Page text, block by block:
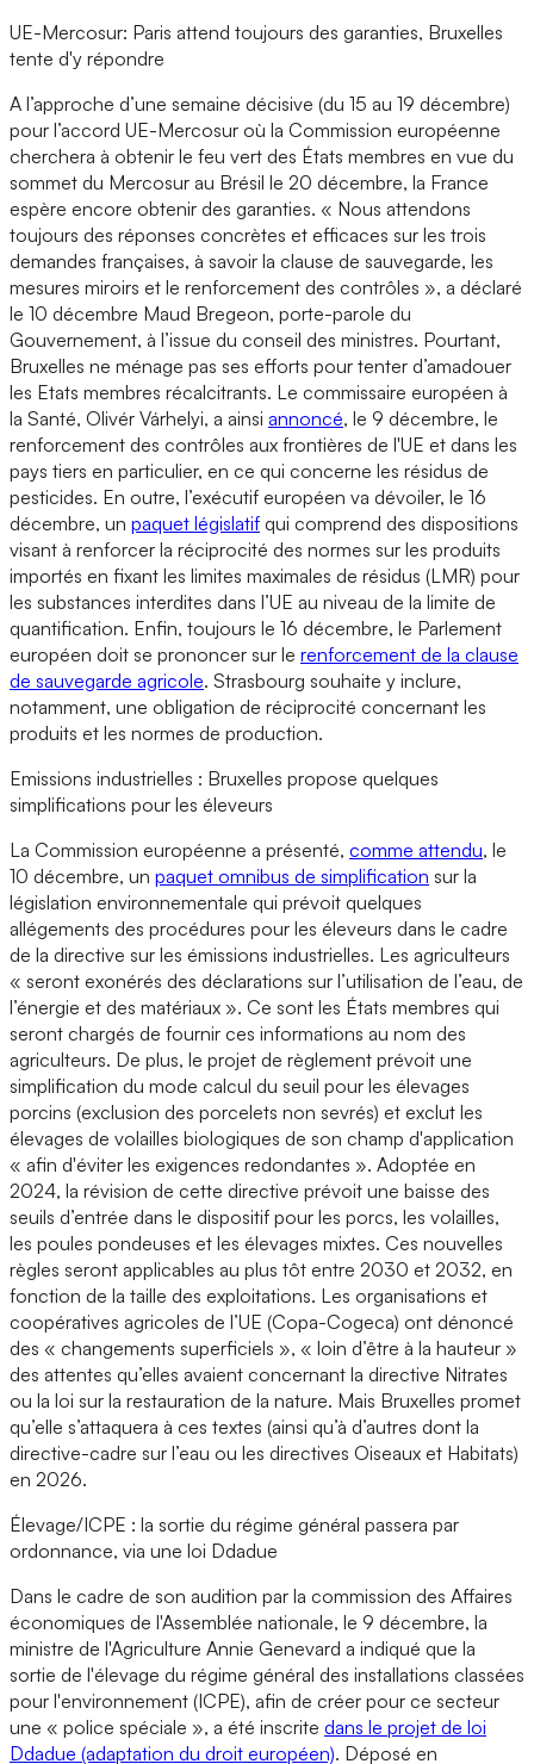
UE-Mercosur: Paris attend toujours des garanties, Bruxelles
tente d'y répondre
A l’approche d’une semaine décisive (du 15 au 19 décembre)
pour l’accord UE-Mercosur où la Commission européenne
cherchera à obtenir le feu vert des États membres en vue du
sommet du Mercosur au Brésil le 20 décembre, la France
espère encore obtenir des garanties. « Nous attendons
toujours des réponses concrètes et efficaces sur les trois
demandes françaises, à savoir la clause de sauvegarde, les
mesures miroirs et le renforcement des contrôles », a déclaré
le 10 décembre Maud Bregeon, porte-parole du
Gouvernement, à l’issue du conseil des ministres. Pourtant,
Bruxelles ne ménage pas ses efforts pour tenter d’amadouer
les Etats membres récalcitrants. Le commissaire européen à
la Santé, Olivér Várhelyi, a ainsi annoncé, le 9 décembre, le
renforcement des contrôles aux frontières de l'UE et dans les
pays tiers en particulier, en ce qui concerne les résidus de
pesticides. En outre, l’exécutif européen va dévoiler, le 16
décembre, un paquet législatif qui comprend des dispositions
visant à renforcer la réciprocité des normes sur les produits
importés en fixant les limites maximales de résidus (LMR) pour
les substances interdites dans l’UE au niveau de la limite de
quantification. Enfin, toujours le 16 décembre, le Parlement
européen doit se prononcer sur le renforcement de la clause
de sauvegarde agricole. Strasbourg souhaite y inclure,
notamment, une obligation de réciprocité concernant les
produits et les normes de production.
Emissions industrielles : Bruxelles propose quelques
simplifications pour les éleveurs
La Commission européenne a présenté, comme attendu, le
10 décembre, un paquet omnibus de simplification sur la
législation environnementale qui prévoit quelques
allégements des procédures pour les éleveurs dans le cadre
de la directive sur les émissions industrielles. Les agriculteurs
« seront exonérés des déclarations sur l’utilisation de l’eau, de
l’énergie et des matériaux ». Ce sont les États membres qui
seront chargés de fournir ces informations au nom des
agriculteurs. De plus, le projet de règlement prévoit une
simplification du mode calcul du seuil pour les élevages
porcins (exclusion des porcelets non sevrés) et exclut les
élevages de volailles biologiques de son champ d'application
« afin d'éviter les exigences redondantes ». Adoptée en
2024, la révision de cette directive prévoit une baisse des
seuils d’entrée dans le dispositif pour les porcs, les volailles,
les poules pondeuses et les élevages mixtes. Ces nouvelles
règles seront applicables au plus tôt entre 2030 et 2032, en
fonction de la taille des exploitations. Les organisations et
coopératives agricoles de l’UE (Copa-Cogeca) ont dénoncé
des « changements superficiels », « loin d’être à la hauteur »
des attentes qu’elles avaient concernant la directive Nitrates
ou la loi sur la restauration de la nature. Mais Bruxelles promet
qu’elle s’attaquera à ces textes (ainsi qu’à d’autres dont la
directive-cadre sur l’eau ou les directives Oiseaux et Habitats)
en 2026.
Élevage/ICPE : la sortie du régime général passera par
ordonnance, via une loi Ddadue
Dans le cadre de son audition par la commission des Affaires
économiques de l'Assemblée nationale, le 9 décembre, la
ministre de l'Agriculture Annie Genevard a indiqué que la
sortie de l'élevage du régime général des installations classées
pour l'environnement (ICPE), afin de créer pour ce secteur
une « police spéciale », a été inscrite dans le projet de loi
Ddadue (adaptation du droit européen). Déposé en